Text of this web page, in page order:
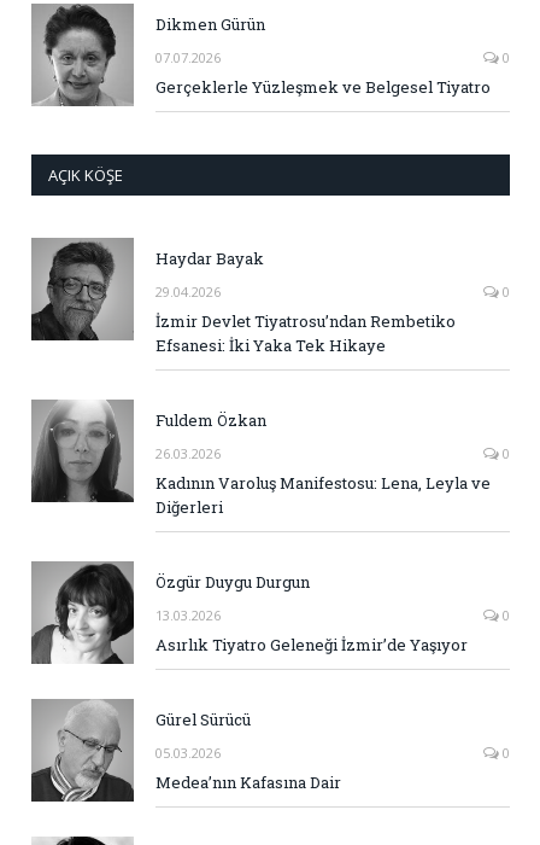
Dikmen Gürün
07.07.2026 0
Gerçeklerle Yüzleşmek ve Belgesel Tiyatro
AÇIK KÖŞE
Haydar Bayak
29.04.2026 0
İzmir Devlet Tiyatrosu’ndan Rembetiko
Efsanesi: İki Yaka Tek Hikaye
Fuldem Özkan
26.03.2026 0
Kadının Varoluş Manifestosu: Lena, Leyla ve
Diğerleri
Özgür Duygu Durgun
13.03.2026 0
Asırlık Tiyatro Geleneği İzmir’de Yaşıyor
Gürel Sürücü
05.03.2026 0
Medea’nın Kafasına Dair